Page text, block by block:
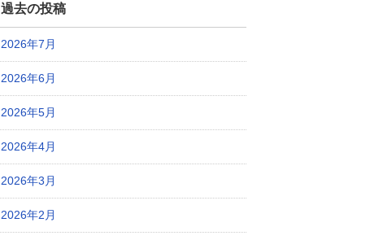
過去の投稿
2026年7月
2026年6月
2026年5月
2026年4月
2026年3月
2026年2月